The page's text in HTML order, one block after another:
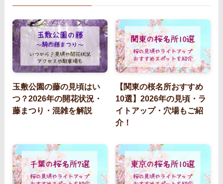
玉敷公園の藤の見頃はい
つ？2026年の開花状況・
藤まつり・混雑を解説
【関東の桜名所おすすめ
10選】2026年の見頃・ラ
イトアップ・穴場もご紹
介！